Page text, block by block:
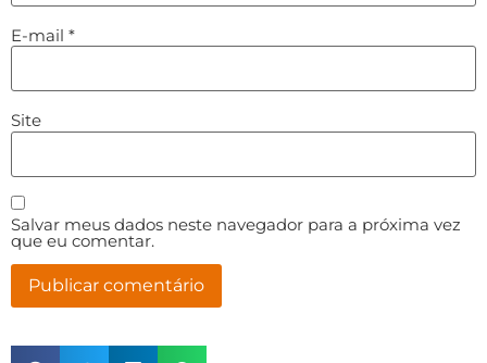
E-mail *
Site
Salvar meus dados neste navegador para a próxima vez
que eu comentar.